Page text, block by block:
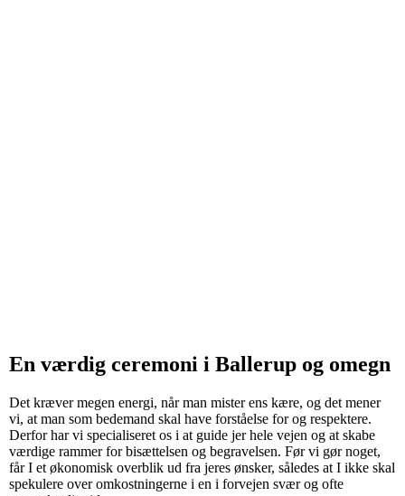
En værdig ceremoni i Ballerup og omegn
Det kræver megen energi, når man mister ens kære, og det mener
vi, at man som bedemand skal have forståelse for og respektere.
Derfor har vi specialiseret os i at guide jer hele vejen og at skabe
værdige rammer for bisættelsen og begravelsen. Før vi gør noget,
får I et økonomisk overblik ud fra jeres ønsker, således at I ikke skal
spekulere over omkostningerne i en i forvejen svær og ofte